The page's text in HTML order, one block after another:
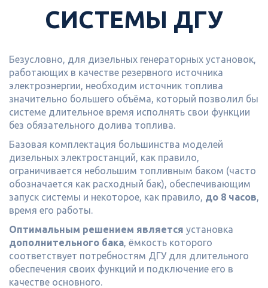
СИСТЕМЫ ДГУ
Безусловно, для дизельных генераторных установок,
работающих в качестве резервного источника
электроэнергии, необходим источник топлива
значительно большего объёма, который позволил бы
системе длительное время исполнять свои функции
без обязательного долива топлива.
Базовая комплектация большинства моделей
дизельных электростанций, как правило,
ограничивается небольшим топливным баком (часто
обозначается как расходный бак), обеспечивающим
запуск системы и некоторое, как правило, до 8 часов,
время его работы.
Оптимальным решением является установка
дополнительного бака, ёмкость которого
соответствует потребностям ДГУ для длительного
обеспечения своих функций и подключение его в
качестве основного.